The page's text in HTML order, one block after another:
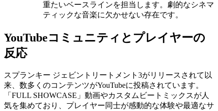
重たいベースラインを担当します。劇的なシネマ
ティックな音楽に欠かせない存在です。
YouTubeコミュニティとプレイヤーの
反応
スプランキー ジェビントリートメント3がリリースされて以
来、数多くのコンテンツがYouTubeに投稿されています。
「FULL SHOWCASE」動画やカスタムビートミックスが人
気を集めており、プレイヤー同士が感動的な体験や最適なサ